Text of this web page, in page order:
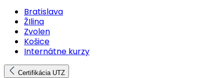
Bratislava
ŽIlina
Zvolen
Košice
Internátne kurzy
Certifikácia UTZ